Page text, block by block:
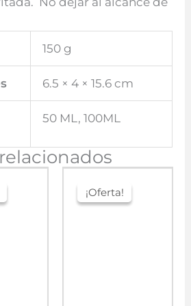
150 g
6.5 × 4 × 15.6 cm
50 ML, 100ML
¡Oferta!
¡Oferta!